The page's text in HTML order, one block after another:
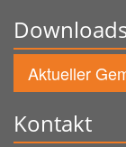
Aktueller
Kontakt